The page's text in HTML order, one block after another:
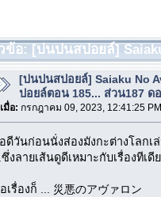
อ: [บ่นปนสปอยล์]
[บ่นปนสปอยล์] Saiaku No
ปอยล์ตอน 185... ส่วน187 ด
เมื่อ: กรกฎาคม 09, 2023, 12:41:25
ดีวันก่อนนั่งส่องมังกะต่างโลกเล่
ซึ่งลายเส้นดูดีเหมาะกับเรื่องทีเดี
เรื่องก็ ... 災悪のアヴァロン